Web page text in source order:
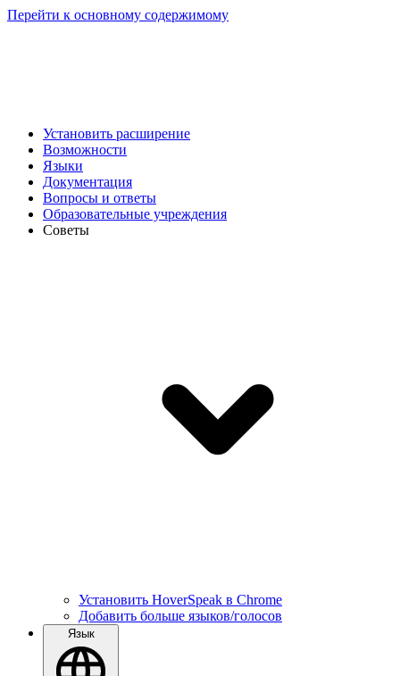
Перейти к основному содержимому
Установить расширение
Возможности
Языки
Документация
Вопросы и ответы
Образовательные учреждения
Советы
Установить HoverSpeak в Chrome
Добавить больше языков/голосов
Язык